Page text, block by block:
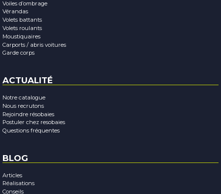
Voiles d’ombrage
Vérandas
Volets battants
Volets roulants
Moustiquaires
Carports / abris voitures
Garde corps
ACTUALITÉ
Notre catalogue
Nous recrutons
Rejoindre résobaies
Postuler chez resobaies
Questions fréquentes
BLOG
Articles
Réalisations
Conseils